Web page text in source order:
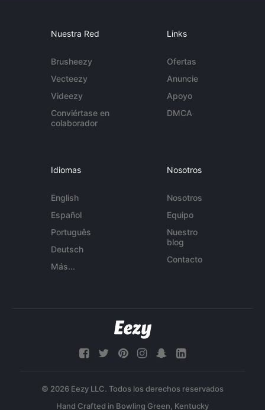
Nuestra Red
Brusheezy
Vecteezy
Videezy
Conviértase en
colaborador
Links
Ofertas
Anuncie
Apoyo
DMCA
Idiomas
English
Español
Português
Deutsch
Más...
Nosotros
Nosotros
Equipo
Nuestro
blog
Contacto
© 2026 Eezy LLC. Todos los derechos reservados